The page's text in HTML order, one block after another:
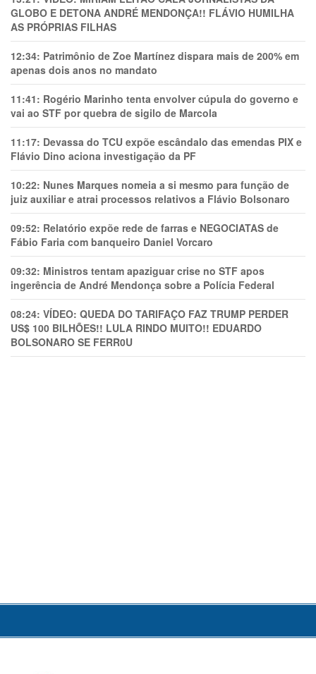
GLOBO E DETONA ANDRÉ MENDONÇA!! FLÁVIO HUMILHA
AS PRÓPRIAS FILHAS
12:34: Patrimônio de Zoe Martínez dispara mais de 200% em
apenas dois anos no mandato
11:41: Rogério Marinho tenta envolver cúpula do governo e
vai ao STF por quebra de sigilo de Marcola
11:17: Devassa do TCU expõe escândalo das emendas PIX e
Flávio Dino aciona investigação da PF
10:22: Nunes Marques nomeia a si mesmo para função de
juiz auxiliar e atrai processos relativos a Flávio Bolsonaro
09:52: Relatório expõe rede de farras e NEGOCIATAS de
Fábio Faria com banqueiro Daniel Vorcaro
09:32: Ministros tentam apaziguar crise no STF apos
ingerência de André Mendonça sobre a Polícia Federal
08:24: VÍDEO: QUEDA DO TARIFAÇO FAZ TRUMP PERDER
US$ 100 BILHÕES!! LULA RINDO MUITO!! EDUARDO
BOLSONARO SE FERR0U